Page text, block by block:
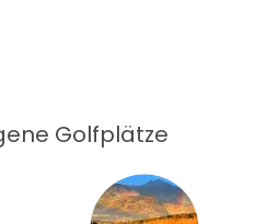
Golfplätze